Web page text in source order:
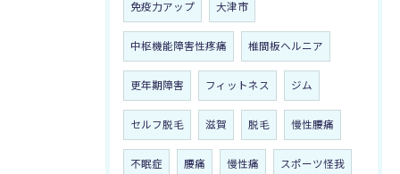
免疫力アップ 大津市
中枢機能障害性疼痛 椎間板ヘルニア
更年期障害 フィットネス ジム
セルフ脱毛 滋賀 脱毛 慢性腰痛
不眠症 腰痛 慢性痛 スポーツ怪我